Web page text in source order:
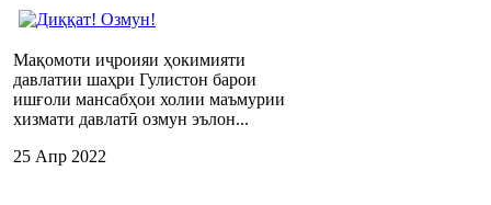
Мақомоти иҷроияи ҳокимияти
давлатии шаҳри Гулистон барои
ишғоли мансабҳои холии маъмурии
хизмати давлатӣ озмун эълон...
25 Апр 2022